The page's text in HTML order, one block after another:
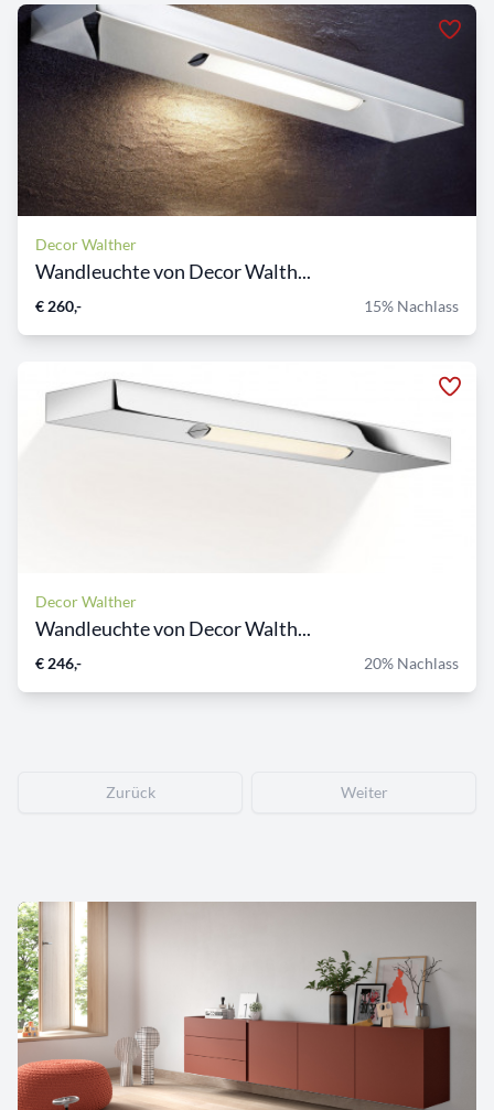
Decor Walther
Wandleuchte von Decor Walth...
€ 260,- 15% Nachlass
Decor Walther
Wandleuchte von Decor Walth...
€ 246,- 20% Nachlass
Zurück Weiter